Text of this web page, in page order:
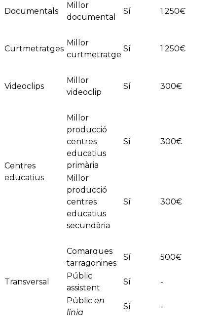
Documentals
Millor
documental
Sí 1.250€
Curtmetratges
Millor
curtmetratge
Sí 1.250€
Videoclips
Millor
videoclip
Sí 300€
Centres
educatius
Millor
producció
centres
educatius
primària
Sí 300€
Millor
producció
centres
educatius
secundària
Sí 300€
Transversal
Comarques
tarragonines
Sí
500€
Públic
assistent
Sí
-
Públic en
línia
Sí -